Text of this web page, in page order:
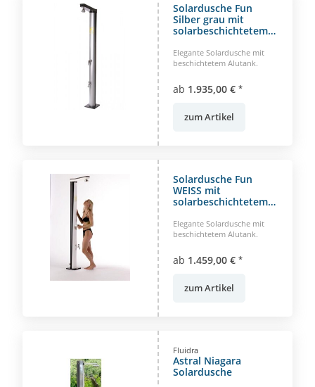
Solardusche Fun
Silber grau mit
solarbeschichtetem
Elegante Solardusche mit
beschichtetem Alutank.
ab 1.935,00 € *
zum Artikel
Solardusche Fun
WEISS mit
solarbeschichtetem
Elegante Solardusche mit
beschichtetem Alutank.
ab 1.459,00 € *
zum Artikel
Fluidra
Astral Niagara
Solardusche